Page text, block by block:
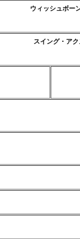
ウィッシュボー
スイング・ア